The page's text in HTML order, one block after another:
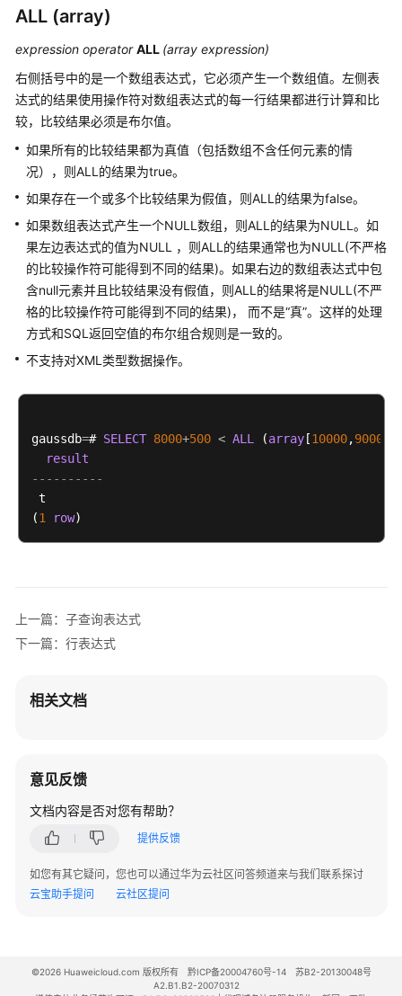
据
安
全
数
库
使
用
入
门
开
发
设
计
建
用
程
序
发
调
优
关
字
ALL (array)
expression operatorALL (array expression)
右侧括号中的是一个数组表达式，它必须产生一个数组值。左侧表
达式的结果使用操作符对数组表达式的每一行结果都进行计算和比
较，比较结果必须是布尔值。
如果所有的比较结果都为真值（包括数组不含任何元素的情
况），则ALL的结果为true。
如果存在一个或多个比较结果为假值，则ALL的结果为false。
如果数组表达式产生一个NULL数组，则ALL的结果为NULL。如
果左边表达式的值为NULL ，则ALL的结果通常也为NULL(不严格
的比较操作符可能得到不同的结果)。如果右边的数组表达式中包
含null元素并且比较结果没有假值，则ALL的结果将是NULL(不严
格的比较操作符可能得到不同的结果)， 而不是“真”。这样的处理
方式和SQL返回空值的布尔组合规则是一致的。
不支持对XML类型数据操作。
gaussdb=# SELECT 8000+500 < ALL (array [10000,9000
result
----------
t
(1 row
上一篇：子查询表达式
下一篇：行表达式
相关文档
意见反馈
文档内容是否对您有帮助？
提供反馈
如您有其它疑问，您也可以通过华为云社区问答频道来与我们联系探讨
云宝助手提问
云社区提问
©2026 Huaweicloud.com 版权所有 黔ICP备20004760号-14
苏B2-20130048号
A2.B1.B2-20070312